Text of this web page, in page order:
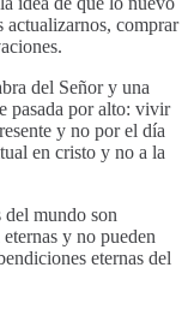
actualizarnos, comprar
del Señor y una
pasada por alto: vivir
y no por el día
en cristo y no a la
del mundo son
y no pueden
eternas del